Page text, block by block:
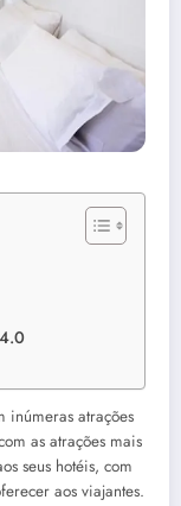
inúmeras atrações
as atrações mais
seus hotéis, com
aos viajantes.